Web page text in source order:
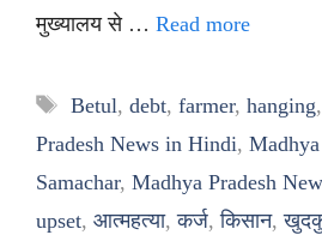
मुख्यालय से … Read more
Tags
Betul, debt, farmer, hanging,
Pradesh News in Hindi,
Samachar, Madhya Pradesh
upset, आत्महत्या,कर्ज,किसान,